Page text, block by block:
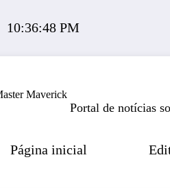
10:36:49 PM
Portal de notícias
Página inicial